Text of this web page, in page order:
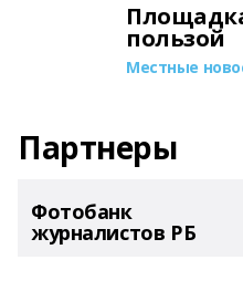
пользой
Местные
Партнеры
Фотобанк
журналистов РБ